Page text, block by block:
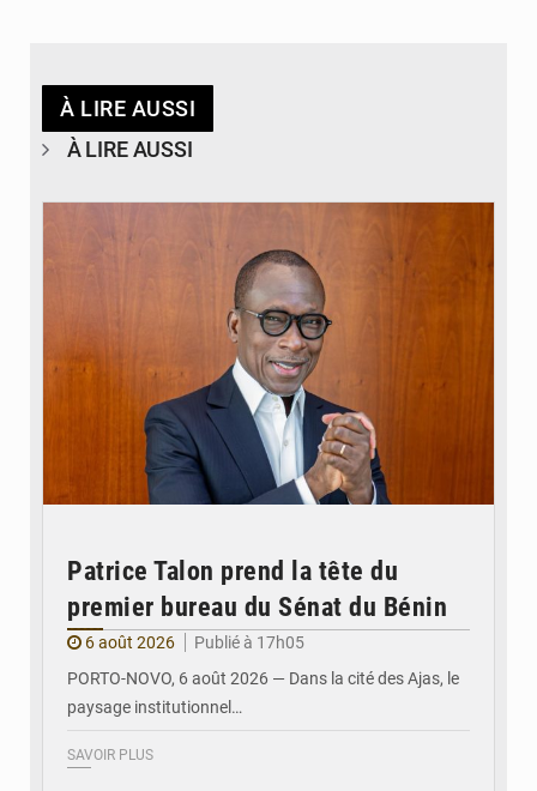
À LIRE AUSSI
À LIRE AUSSI
Patrice Talon prend la tête du
premier bureau du Sénat du Bénin
6 août 2026
Publié à 17h05
PORTO-NOVO, 6 août 2026 — Dans la cité des Ajas, le
paysage institutionnel…
SAVOIR PLUS